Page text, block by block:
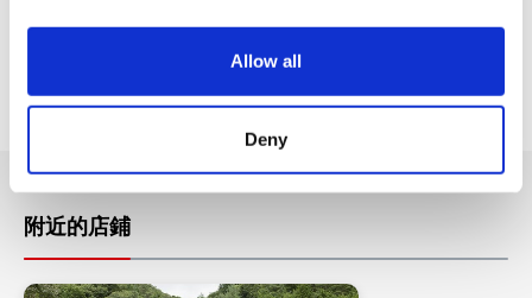
Allow all
Deny
停車場
附近的店鋪